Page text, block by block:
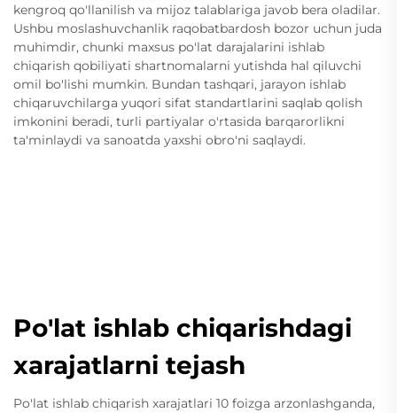
kengroq qo'llanilish va mijoz talablariga javob bera oladilar.
Ushbu moslashuvchanlik raqobatbardosh bozor uchun juda
muhimdir, chunki maxsus po'lat darajalarini ishlab
chiqarish qobiliyati shartnomalarni yutishda hal qiluvchi
omil bo'lishi mumkin. Bundan tashqari, jarayon ishlab
chiqaruvchilarga yuqori sifat standartlarini saqlab qolish
imkonini beradi, turli partiyalar o'rtasida barqarorlikni
ta'minlaydi va sanoatda yaxshi obro'ni saqlaydi.
Po'lat ishlab chiqarishdagi
xarajatlarni tejash
Po'lat ishlab chiqarish xarajatlari 10 foizga arzonlashganda,